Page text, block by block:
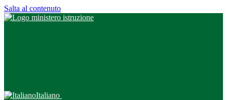
Salta al contenuto
Italiano